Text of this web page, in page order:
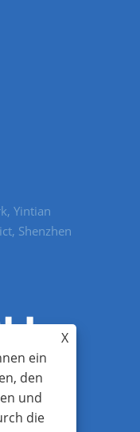
Yintian
Shenzhen
X
ein
den
und
die